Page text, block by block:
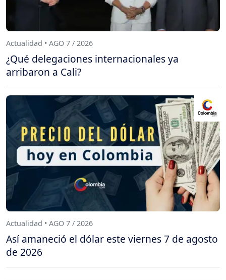
Actualidad • AGO 7 / 2026
¿Qué delegaciones internacionales ya
arribaron a Cali?
Actualidad • AGO 7 / 2026
Así amaneció el dólar este viernes 7 de agosto
de 2026